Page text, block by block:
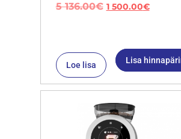
5 136.00€ 1 500.00€
Loe lisa Lisa